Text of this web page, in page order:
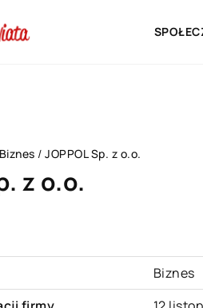
Biznes / JOPPOL Sp. z o.o.
z o.o.
Biznes